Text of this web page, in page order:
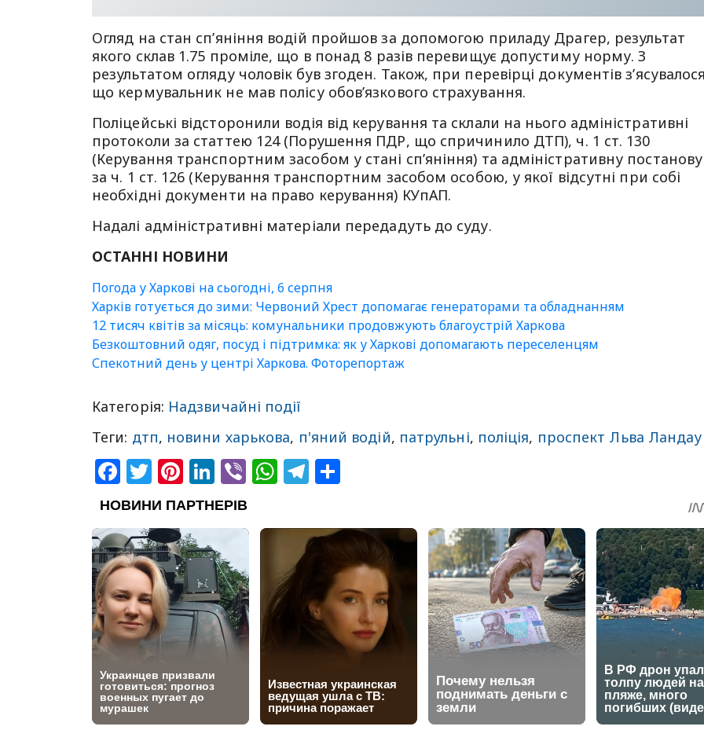
Огляд на стан сп’яніння водій пройшов за допомогою приладу Драгер, результат
якого склав 1.75 проміле, що в понад 8 разів перевищує допустиму норму. З
результатом огляду чоловік був згоден. Також, при перевірці документів
що кермувальник не мав полісу обов’язкового страхування.
Поліцейські відсторонили водія від керування та склали на нього адміністративні
протоколи за статтею 124 (Порушення ПДР, що спричинило ДТП), ч. 1 ст. 130
(Керування транспортним засобом у стані сп’яніння) та адміністративну постанову
за ч. 1 ст. 126 (Керування транспортним засобом особою, у якої відсутні при собі
необхідні документи на право керування) КУпАП.
Надалі адміністративні матеріали передадуть до суду.
ОСТАННІ НОВИНИ
Погода у Харкові на сьогодні, 6 серпня
Харків готується до зими: Червоний Хрест допомагає генераторами та обладнанням
12 тисяч квітів за місяць: комунальники продовжують благоустрій Харкова
Безкоштовний одяг, посуд і підтримка: як у Харкові допомагають переселенцям
Спекотний день у центрі Харкова. Фоторепортаж
Категорія: Надзвичайні події
Теги: дтп, новини харькова, п'яний водій, патрульні, поліція, проспект Льва Ландау
Facebook
Twitter
Pinterest
LinkedIn
ViberWhatsApp
Telegram